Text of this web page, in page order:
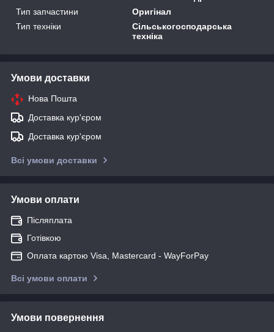
Тип запчастини
Оригінал
Тип техніки
Сільськогосподарська
техніка
Умови доставки
Нова Пошта
Доставка кур'єром
Доставка кур'єром
Всі умови доставки
Умови оплати
Післяплата
Готівкою
Оплата картою Visa, Mastercard - WayForPay
Всі умови оплати
Умови повернення